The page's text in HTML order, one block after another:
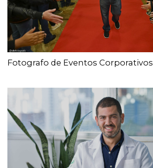
Fotografo de Eventos Corporativos